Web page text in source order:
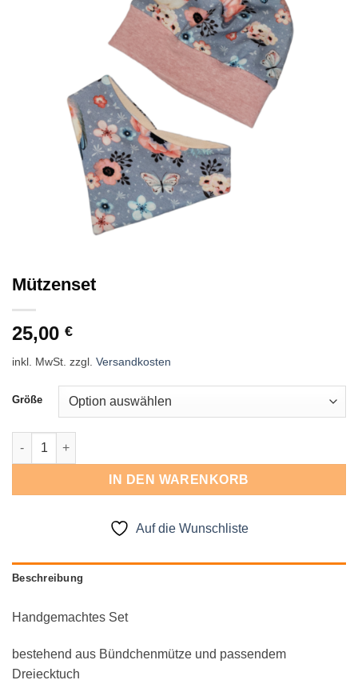
Mützenset
25,00 €
inkl. MwSt. zzgl. Versandkosten
Größe
Mützenset Menge
IN DEN WARENKORB
Auf die Wunschliste
Beschreibung
Handgemachtes Set
bestehend aus Bündchenmütze und passendem
Dreiecktuch